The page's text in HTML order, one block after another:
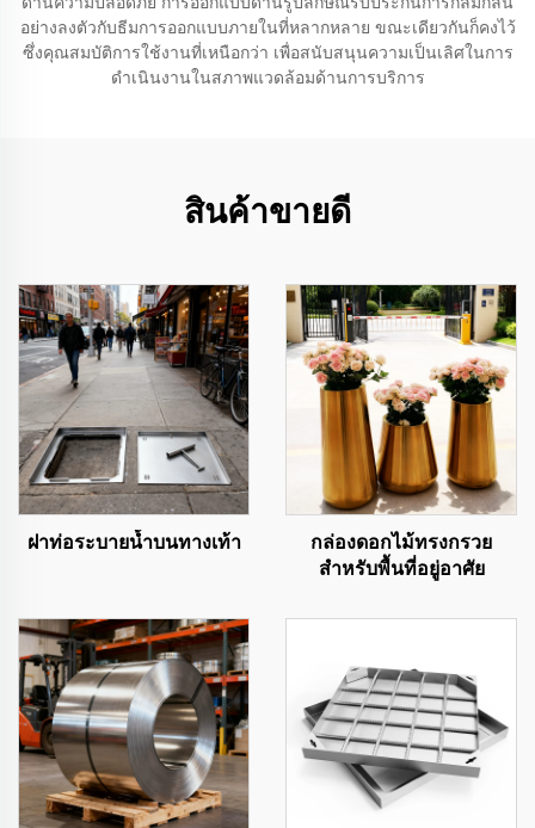
อย่างลงตัวกับธีมการออกแบบภายในที่หลากหลาย ขณะเดียวกันก็คงไว้
ซึ่งคุณสมบัติการใช้งานที่เหนือกว่า เพื่อสนับสนุนความเป็นเลิศในการ
ดำเนินงานในสภาพแวดล้อมด้านการบริการ
สินค้าขายดี
ฝาท่อระบายน้ำบนทางเท้า
กล่องดอกไม้ทรงกรวย
สำหรับพื้นที่อยู่อาศัย